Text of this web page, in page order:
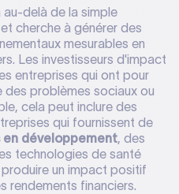
delà de la simple
cherche à générer des
mesurables en
Les investisseurs d'impact
entreprises qui ont pour
des problèmes sociaux ou
cela peut inclure des
qui fournissent de
en développement, des
technologies de santé
un impact positif
rendements financiers.